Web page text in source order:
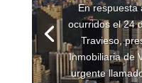
En respuesta
ocurridos el 24
Travieso,
Inmobiliaria de
urgente